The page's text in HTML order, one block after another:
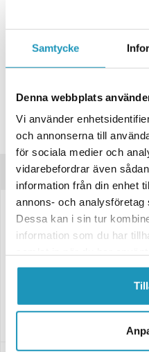
Samtycke
Denna webbplats
Vi använder
och annonserna till
för sociala medier och
vidarebefordrar även
information från din enhet
annons- och
Dessa kan i sin tur
information som du har
BUTIKSLAGER
I LAGER
Lägsta pris de senaste 30-
Spara produkt
Frågor om produkten?
Produktinformation
Skärm i galvaniserad plåt.B267,
Vikt 3,18kg
släpvagnar, och kan ses som en
svårt att finna en design som
rekommenderar vi att du bryter